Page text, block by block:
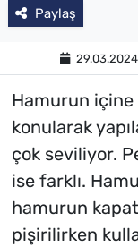
Paylaş
Hamurun
konularak
çok seviliyor.
ise farklı.
hamurun
pişirilirken